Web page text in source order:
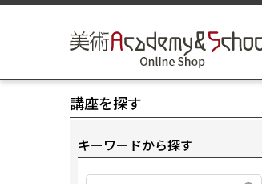
講座を探す
キーワードから探す